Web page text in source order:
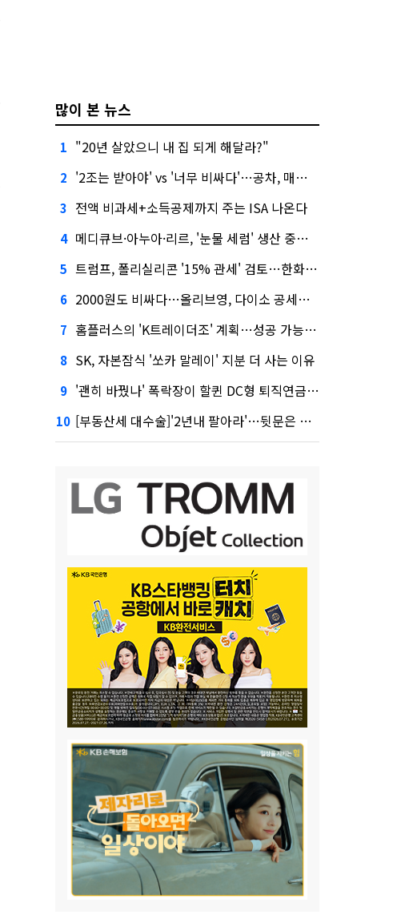
많이 본 뉴스
1 "20년 살았으니 내 집 되게 해달라?"
2 '2조는 받아야' vs '너무 비싸다'…공차, 매각 성공할까
3 전액 비과세+소득공제까지 주는 ISA 나온다
4 메디큐브·아누아·리르, '눈물 세럼' 생산 중단한다
5 트럼프, 폴리실리콘 '15% 관세' 검토…한화큐셀·OCI 영향은?
6 2000원도 비싸다…올리브영, 다이소 공세에 '가성비'로 맞불
7 홈플러스의 'K트레이더조' 계획…성공 가능성은 '글쎄'
8 SK, 자본잠식 '쏘카 말레이' 지분 더 사는 이유
9 '괜히 바꿨나' 폭락장이 할퀸 DC형 퇴직연금…전문가 조언은
10 [부동산세 대수술]'2년내 팔아라'…뒷문은 열었다